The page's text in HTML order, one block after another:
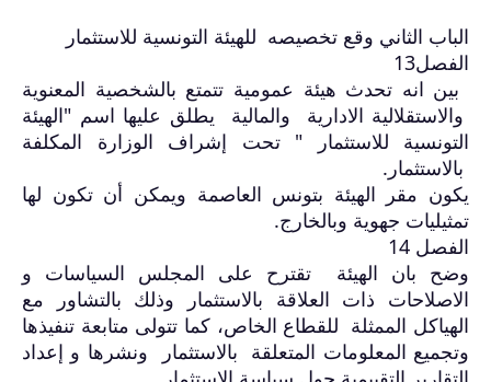
الباب الثاني وقع تخصيصه للهيئة التونسية للاستثمار
الفصل13
بين انه تحدث هيئة عمومية تتمتع بالشخصية المعنوية
والاستقلالية الادارية والمالية يطلق عليها اسم "الهيئة
التونسية للاستثمار " تحت إشراف الوزارة المكلفة
بالاستثمار .
يكون مقر الهيئة بتونس العاصمة ويمكن أن تكون لها
تمثيليات جهوية وبالخارج.
الفصل 14
وضح بان الهيئة تقترح على المجلس السياسات و
الاصلاحات ذات العلاقة بالاستثمار وذلك بالتشاور مع
الهياكل الممثلة للقطاع الخاص، كما تتولى متابعة تنفيذها
وتجميع المعلومات المتعلقة بالاستثمار ونشرها و إعداد